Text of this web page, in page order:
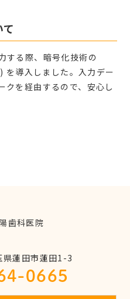
する際、暗号化技術の
導入しました。入力デー
クを経由するので、安心し
蓮田市蓮田1-3
0665